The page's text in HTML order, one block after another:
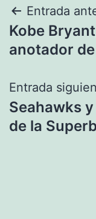
de
Entrada
Kobe
anotador
Entrada
Seahawks
de la